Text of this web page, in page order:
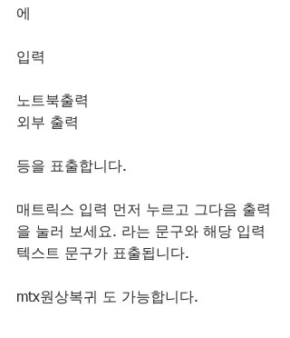
에
입력
노트북출력
외부 출력
등을 표출합니다.
매트릭스 입력 먼저 누르고 그다음 출력
을 눌러 보세요. 라는 문구와 해당 입력
텍스트 문구가 표출됩니다.
mtx원상복귀 도 가능합니다.